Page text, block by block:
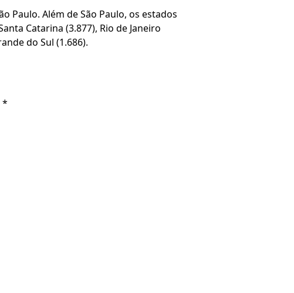
Paulo. Além de São Paulo, os estados
Catarina (3.877), Rio de Janeiro
do Sul (1.686).
*